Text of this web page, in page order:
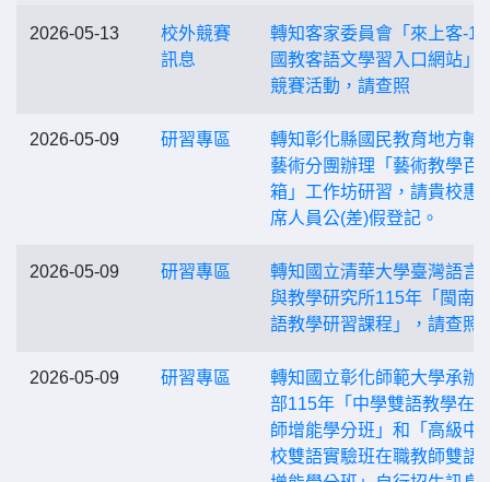
2026-05-13
校外競賽
訊息
轉知客家委員會「來上客-
國教客語文學習入口網站」
競賽活動，請查照
2026-05-09 研習專區
轉知彰化縣國民教育地方輔
藝術分團辦理「藝術教學百
箱」工作坊研習，請貴校惠
席人員公(差)假登記。
2026-05-09 研習專區
轉知國立清華大學臺灣語言
與教學研究所115年「閩南
語教學研習課程」，請查照
2026-05-09 研習專區
轉知國立彰化師範大學承辦
部115年「中學雙語教學在
師增能學分班」和「高級中
校雙語實驗班在職教師雙語